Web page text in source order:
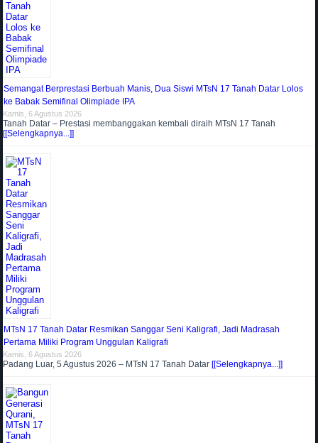
Semangat Berprestasi Berbuah Manis, Dua Siswi MTsN 17 Tanah Datar Lolos
ke Babak Semifinal Olimpiade IPA
Kamis, 6 Agustus 2026
Tanah Datar – Prestasi membanggakan kembali diraih MTsN 17 Tanah
[[Selengkapnya...]]
MTsN 17 Tanah Datar Resmikan Sanggar Seni Kaligrafi, Jadi Madrasah
Pertama Miliki Program Unggulan Kaligrafi
Kamis, 6 Agustus 2026
Padang Luar, 5 Agustus 2026 – MTsN 17 Tanah Datar [[Selengkapnya...]]